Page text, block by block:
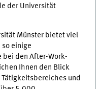
der Universität
Münster bietet viel
so einige
bei den After-Work-
Ihnen den Blick
und